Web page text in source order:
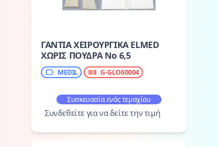
ΓΑΝΤΙΑ ΧΕΙΡΟΥΡΓΙΚΑ ELMED
ΧΩΡΙΣ ΠΟΥΔΡΑ Νο 6,5
MEDIL G-GLO60004
Συσκευασία ενός τεμαχίου
Συνδεθείτε για να δείτε την τιμή